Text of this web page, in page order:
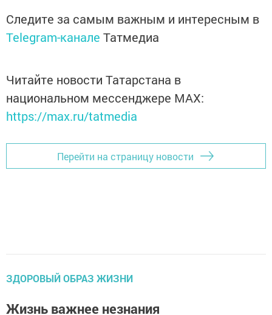
Следите за самым важным и интересным в
Telegram-канале Татмедиа
Читайте новости Татарстана в
национальном мессенджере MАХ:
https://max.ru/tatmedia
Перейти на страницу новости
ЗДОРОВЫЙ ОБРАЗ ЖИЗНИ
Жизнь важнее незнания